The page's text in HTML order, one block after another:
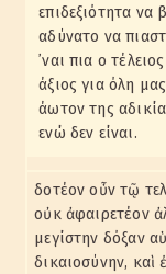
επιδεξιότητα να
αδύνατο να
᾽ναι πια ο
άξιος για όλη
άωτον της
ενώ δεν είναι.
δοτέον οὖν τῷ
οὐκ ἀφαιρετέον
μεγίστην δόξαν
δικαιοσύνην, καὶ